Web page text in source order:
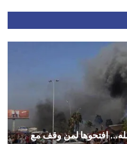
افتحوها لمن وقف مع